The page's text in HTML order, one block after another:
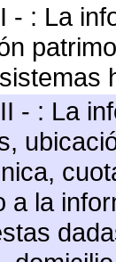
- : La
- : La
a la